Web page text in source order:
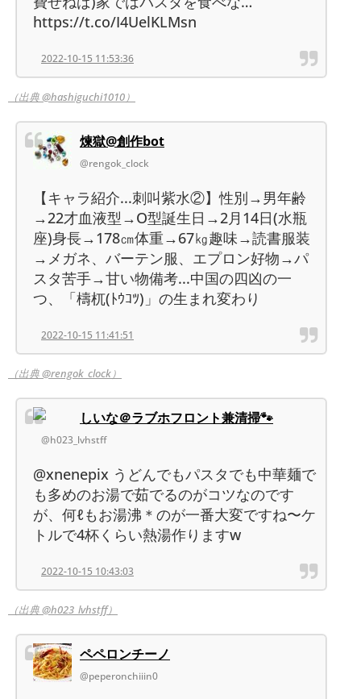
https://t.co/I4UelKLMsn
2022-10-15 11:53:36
（出典 @hashiguchi1010）
煉獄@創作bot
@rengok_clock
【キャラ紹介...刺叫紫水②】性別→男年齢
→22才血液型→O型誕生日→2月14日(水瓶
座)身長→178㎝体重→67㎏趣味→読書服装
→メガネ、バーテン服、エプロン好物→パ
スタ苦手→甘い物備考...中国の四凶の一
つ、「檮杌(ﾄｳｺﾂ)」の生まれ変わり
2022-10-15 11:41:51
（出典 @rengok_clock）
しいな＠ラブホフロント兼清掃🐾
@h023_lvhstff
@xnenepix うどんでもパスタでも中華麺で
も多めのお湯で茹でるのがコツなのです
が、何ℓもお湯沸＊のが一番大変ですね〜ケ
トルで4杯くらい熱湯作りますw
2022-10-15 10:43:03
（出典 @h023_lvhstff）
ペペロンチーノ
@peperonchiiin0